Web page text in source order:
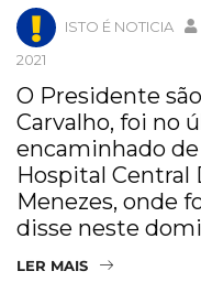
ISTO É NOTICIA
2021
O Presidente
Carvalho, foi no
encaminhado
Hospital Central
Menezes, onde
disse neste
LER MAIS